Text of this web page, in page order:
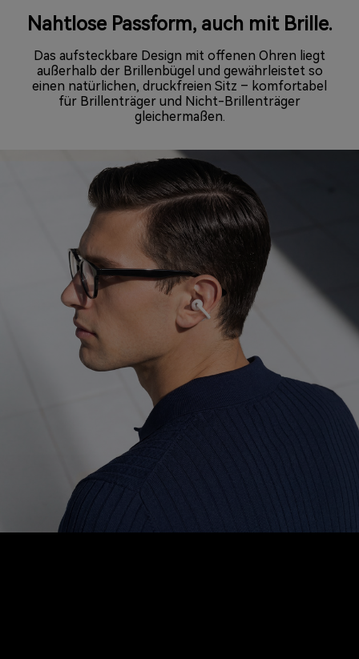
Nahtlose Passform, auch mit Brille.
Das aufsteckbare Design mit offenen Ohren liegt
außerhalb der Brillenbügel und gewährleistet so
einen natürlichen, druckfreien Sitz – komfortabel
für Brillenträger und Nicht-Brillenträger
gleichermaßen.